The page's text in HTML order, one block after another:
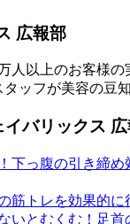
広報部
人以上のお客様の
ッフが美容の豆
バリックス
下っ腹の引き締め
筋トレを効果的に
いとむくむ！足首